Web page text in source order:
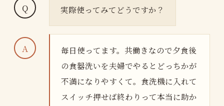
実際使ってみてどうですか？
毎日使ってます。共働きなので夕食後
の食器洗いを夫婦でやるとどっちかが
不満になりやすくて。食洗機に入れて
スイッチ押せば終わりって本当に助か